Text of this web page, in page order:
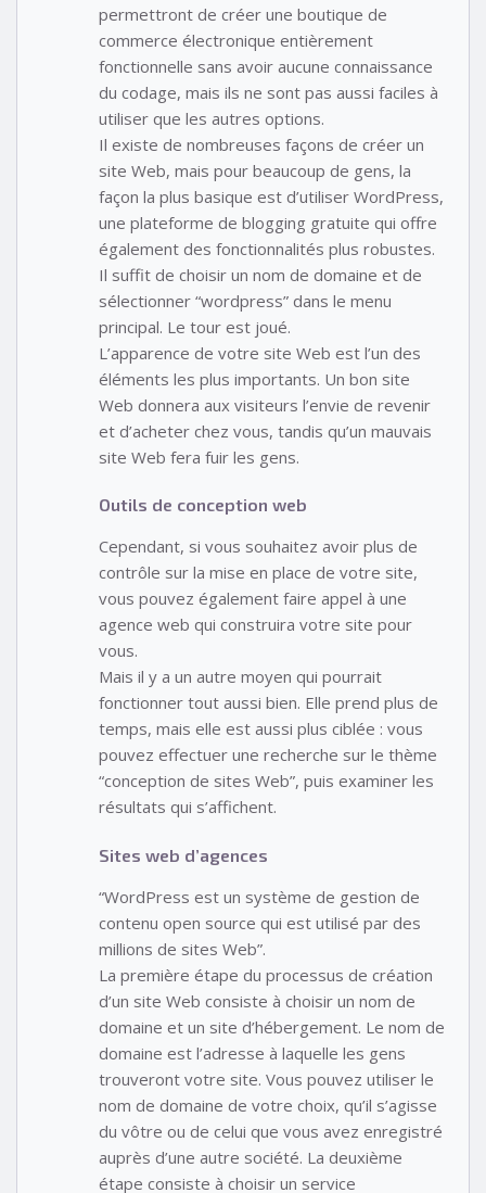
permettront de créer une boutique de
commerce électronique entièrement
fonctionnelle sans avoir aucune connaissance
du codage, mais ils ne sont pas aussi faciles à
utiliser que les autres options.
Il existe de nombreuses façons de créer un
site Web, mais pour beaucoup de gens, la
façon la plus basique est d’utiliser WordPress,
une plateforme de blogging gratuite qui offre
également des fonctionnalités plus robustes.
Il suffit de choisir un nom de domaine et de
sélectionner “wordpress” dans le menu
principal. Le tour est joué.
L’apparence de votre site Web est l’un des
éléments les plus importants. Un bon site
Web donnera aux visiteurs l’envie de revenir
et d’acheter chez vous, tandis qu’un mauvais
site Web fera fuir les gens.
Outils de conception web
Cependant, si vous souhaitez avoir plus de
contrôle sur la mise en place de votre site,
vous pouvez également faire appel à une
agence web qui construira votre site pour
vous.
Mais il y a un autre moyen qui pourrait
fonctionner tout aussi bien. Elle prend plus de
temps, mais elle est aussi plus ciblée : vous
pouvez effectuer une recherche sur le thème
“conception de sites Web”, puis examiner les
résultats qui s’affichent.
Sites web d’agences
“WordPress est un système de gestion de
contenu open source qui est utilisé par des
millions de sites Web”.
La première étape du processus de création
d’un site Web consiste à choisir un nom de
domaine et un site d’hébergement. Le nom de
domaine est l’adresse à laquelle les gens
trouveront votre site. Vous pouvez utiliser le
nom de domaine de votre choix, qu’il s’agisse
du vôtre ou de celui que vous avez enregistré
auprès d’une autre société. La deuxième
étape consiste à choisir un service